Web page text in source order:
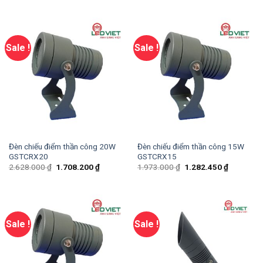
Sale !
Đèn chiếu điểm thần công 20W
GSTCRX20
2.628.000₫ 1.708.200₫
Sale !
Đèn chiếu điểm thần công 15W
GSTCRX15
1.973.000₫ 1.282.450₫
Sale ! Sale !